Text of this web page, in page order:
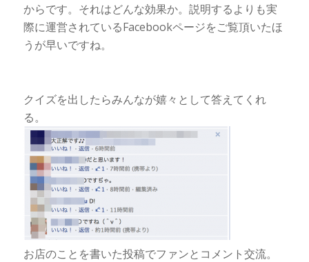
からです。それはどんな効果か。説明するよりも実
際に運営されているFacebookページをご覧頂いたほ
うが早いですね。
クイズを出したらみんなが嬉々として答えてくれ
る。
お店のことを書いた投稿でファンとコメント交流。